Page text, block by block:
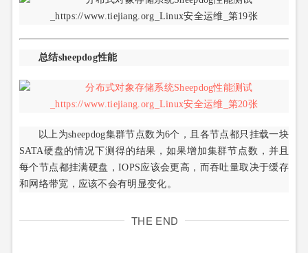
总结sheepdog性能
以上为sheepdog集群节点数为6个，且各节点都只挂载一块
SATA硬盘的情况下测得的结果，如果增加集群节点数，并且
每个节点都挂满硬盘，IOPS应该会更高，而吞吐量取决于缓存
和网络带宽，应该不会有明显变化。
THE END